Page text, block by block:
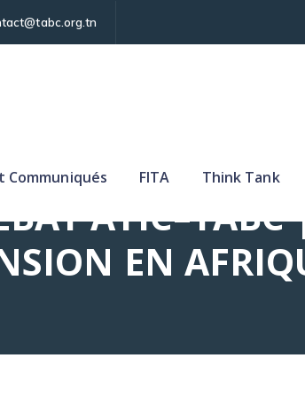
Communiqués FITA Think Tank
EN